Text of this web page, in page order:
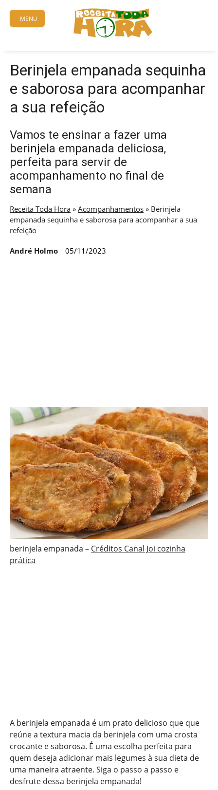
content
MENU
Berinjela empanada sequinha
e saborosa para acompanhar
a sua refeição
Vamos te ensinar a fazer uma
berinjela empanada deliciosa,
perfeita para servir de
acompanhamento no final de
semana
Receita Toda Hora » Acompanhamentos » Berinjela
empanada sequinha e saborosa para acompanhar a sua
refeição
André Holmo 05/11/2023
berinjela empanada – Créditos Canal Joi cozinha
prática
A berinjela empanada é um prato delicioso que que
reúne a textura macia da berinjela com uma crosta
crocante e saborosa. É uma escolha perfeita para
quem deseja adicionar mais legumes à sua dieta de
uma maneira atraente. Siga o passo a passo e
desfrute dessa berinjela empanada!